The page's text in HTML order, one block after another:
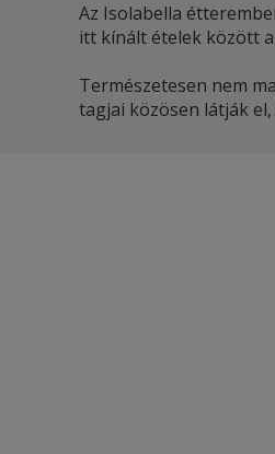
Az Isolabella
itt kínált ételek között a
Természetesen nem
tagjai közösen látják